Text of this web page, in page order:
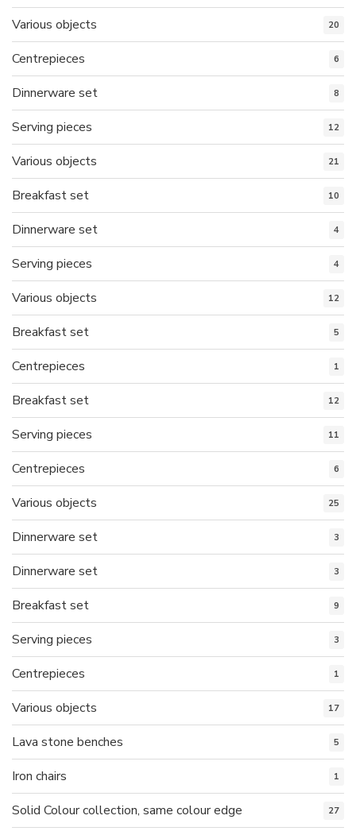
Various objects 20
Centrepieces 6
Dinnerware set 8
Serving pieces 12
Various objects 21
Breakfast set 10
Dinnerware set 4
Serving pieces 4
Various objects 12
Breakfast set 5
Centrepieces 1
Breakfast set 12
Serving pieces 11
Centrepieces 6
Various objects 25
Dinnerware set 3
Dinnerware set 3
Breakfast set 9
Serving pieces 3
Centrepieces 1
Various objects 17
Lava stone benches 5
Iron chairs 1
Solid Colour collection, same colour edge 27